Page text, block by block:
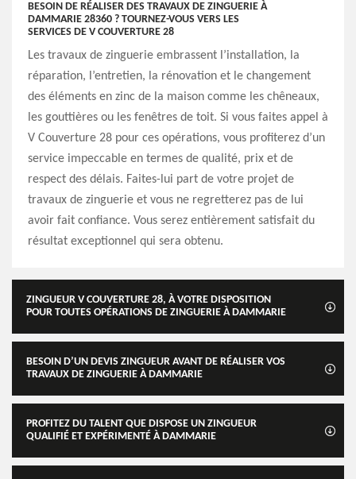
BESOIN DE RÉALISER DES TRAVAUX DE ZINGUERIE À
DAMMARIE 28360 ? TOURNEZ-VOUS VERS LES
SERVICES DE V COUVERTURE 28
Les travaux de zinguerie embrassent l’installation, la
réparation, l’entretien, la rénovation et le changement
des éléments en zinc de la maison comme les chêneaux,
les gouttières ou les fenêtres de toit. Si vous faites appel à
V Couverture 28 pour ces opérations, vous profiterez d’un
service impeccable en termes de qualité, prix et de
respect des délais. Faites-lui part de votre projet de
travaux de zinguerie et vous ne regretterez pas de lui
avoir fait confiance. Vous serez entièrement satisfait du
résultat exceptionnel qui sera obtenu.
ZINGUEUR V COUVERTURE 28, À VOTRE DISPOSITION
POUR TOUTES OPÉRATIONS DE ZINGUERIE À DAMMARIE
BESOIN D’UN DEVIS ZINGUEUR AVANT DE RÉALISER VOS
TRAVAUX DE ZINGUERIE À DAMMARIE
PROFITEZ DU TALENT QUE DISPOSE UN ZINGUEUR
QUALIFIÉ ET EXPÉRIMENTÉ À DAMMARIE